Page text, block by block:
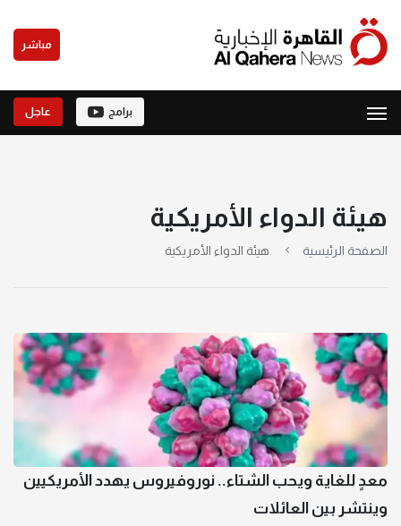
مباشر
برامج عاجل
هيئة الدواء الأمريكية
الصفحة الرئيسية هيئة الدواء الأمريكية
معدٍ للغاية ويحب الشتاء.. نوروفيروس يهدد الأمريكيين
وينتشر بين العائلات